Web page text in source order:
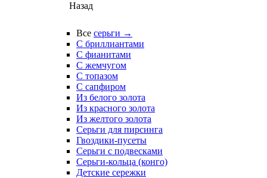
Назад
Все серьги →
С бриллиантами
С фианитами
С жемчугом
С топазом
С сапфиром
Из белого золота
Из красного золота
Из желтого золота
Серьги для пирсинга
Гвоздики-пусеты
Серьги с подвесками
Серьги-кольца (конго)
Детские сережки